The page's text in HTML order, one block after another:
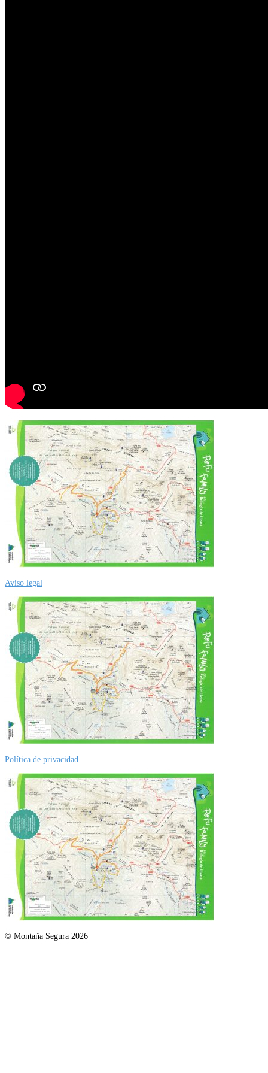
Aviso legal
Política de privacidad
© Montaña Segura 2026